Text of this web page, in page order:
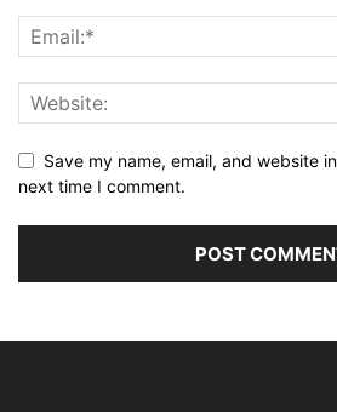
Save my name, email, and website
next time I comment.